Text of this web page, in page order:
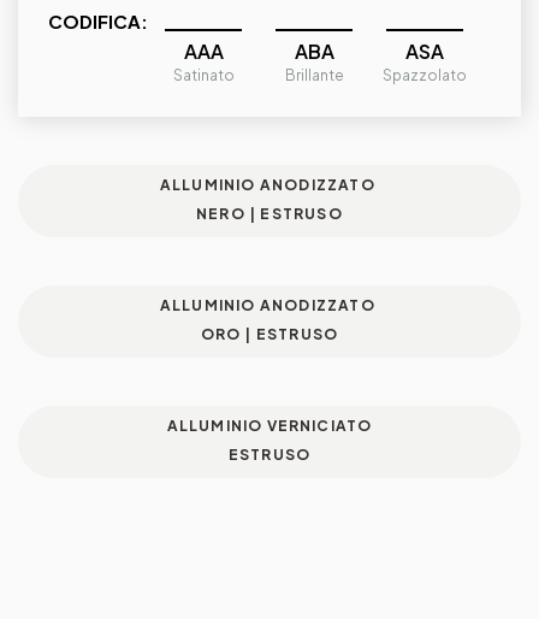
ALLUMINIO ANODIZZATO
NERO | ESTRUSO
ALLUMINIO ANODIZZATO
ORO | ESTRUSO
ALLUMINIO VERNICIATO
ESTRUSO
CODIFICA:
AAA
Satinato
ABA
Brillante
ASA
Spazzolato